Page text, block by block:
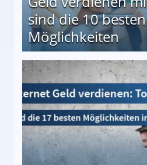
sind die 10 besten
Möglichkeiten
besten Möglichkeiten